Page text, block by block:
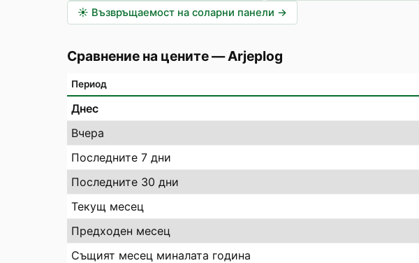
☀️ Възвръщаемост на соларни панели →
Сравнение на цените—Arjeplog
Период
Днес
Вчера
Последните 7 дни
Последните 30 дни
Текущ месец
Предходен месец
Същият месец миналата година